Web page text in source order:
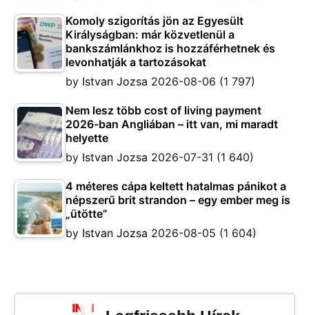
Komoly szigorítás jön az Egyesült
Királyságban: már közvetlenül a
bankszámlánkhoz is hozzáférhetnek és
levonhatják a tartozásokat
by Istvan Jozsa 2026-08-06 (1 797)
Nem lesz több cost of living payment
2026-ban Angliában – itt van, mi maradt
helyette
by Istvan Jozsa 2026-07-31 (1 640)
4 méteres cápa keltett hatalmas pánikot a
népszerű brit strandon – egy ember meg is
„ütötte”
by Istvan Jozsa 2026-08-05 (1 604)